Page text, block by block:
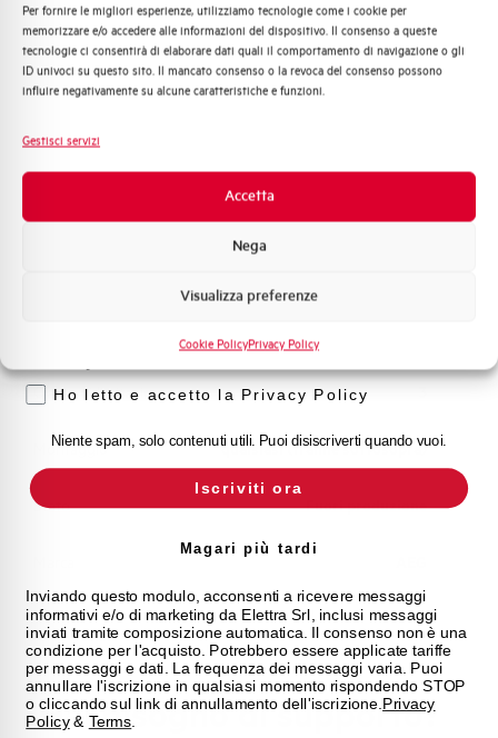
Per fornire le migliori esperienze, utilizziamo tecnologie come i cookie per
memorizzare e/o accedere alle informazioni del dispositivo. Il consenso a queste
tecnologie ci consentirà di elaborare dati quali il comportamento di navigazione o gli
ID univoci su questo sito. Il mancato consenso o la revoca del consenso possono
influire negativamente su alcune caratteristiche e funzioni.
Gestisci servizi
Accetta
Nega
Visualizza preferenze
Cookie PolicyPrivacy Policy
Capacità dei terminali 1…35 mm²
Adatto al sezionamento
Temperatura di stoccaggio -55/+55 °C
Temperatura di riferimento (°C)
Classe di limitazione
Montaggio qualsiasi (tranne sottosopra)
Stato Fuori produzione
Hai bisogno di supporto?
Quali argomenti ti interessano di più?
Distribuzione di Energia
Automazione Industriale
Sistema Quadri
Promozioni e offerte
Formazione tecnica
Voglio ricevere aggiornamenti, novità di
Ho letto e accetto la Privacy Policy
Niente spam, solo contenuti utili. Puoi disiscriverti quando vuoi.
Iscriviti ora
Magari più tardi
Inviando questo modulo, acconsenti a ricevere messaggi
informativi e/o di marketing da Elettra Srl, inclusi messaggi
inviati tramite composizione automatica. Il consenso non è una
condizione per l'acquisto. Potrebbero essere applicate tariffe
per messaggi e dati. La frequenza dei messaggi varia. Puoi
annullare l'iscrizione in qualsiasi momento rispondendo STOP
o cliccando sul link di annullamento dell'iscrizione. Privacy
Policy& Terms